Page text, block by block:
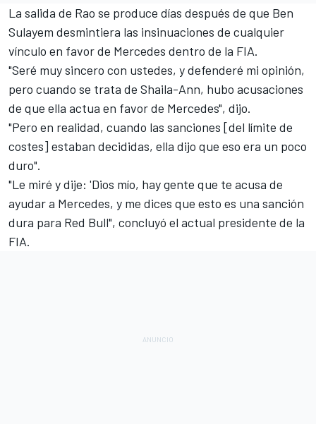
La salida de Rao se produce días después de que Ben
Sulayem desmintiera las insinuaciones de cualquier
vínculo en favor de Mercedes dentro de la FIA.
"Seré muy sincero con ustedes, y defenderé mi opinión,
pero cuando se trata de Shaila-Ann, hubo acusaciones
de que ella actua en favor de Mercedes", dijo.
"Pero en realidad, cuando las sanciones [del límite de
costes] estaban decididas, ella dijo que eso era un poco
duro".
"Le miré y dije: 'Dios mío, hay gente que te acusa de
ayudar a Mercedes, y me dices que esto es una sanción
dura para Red Bull", concluyó el actual presidente de la
FIA.